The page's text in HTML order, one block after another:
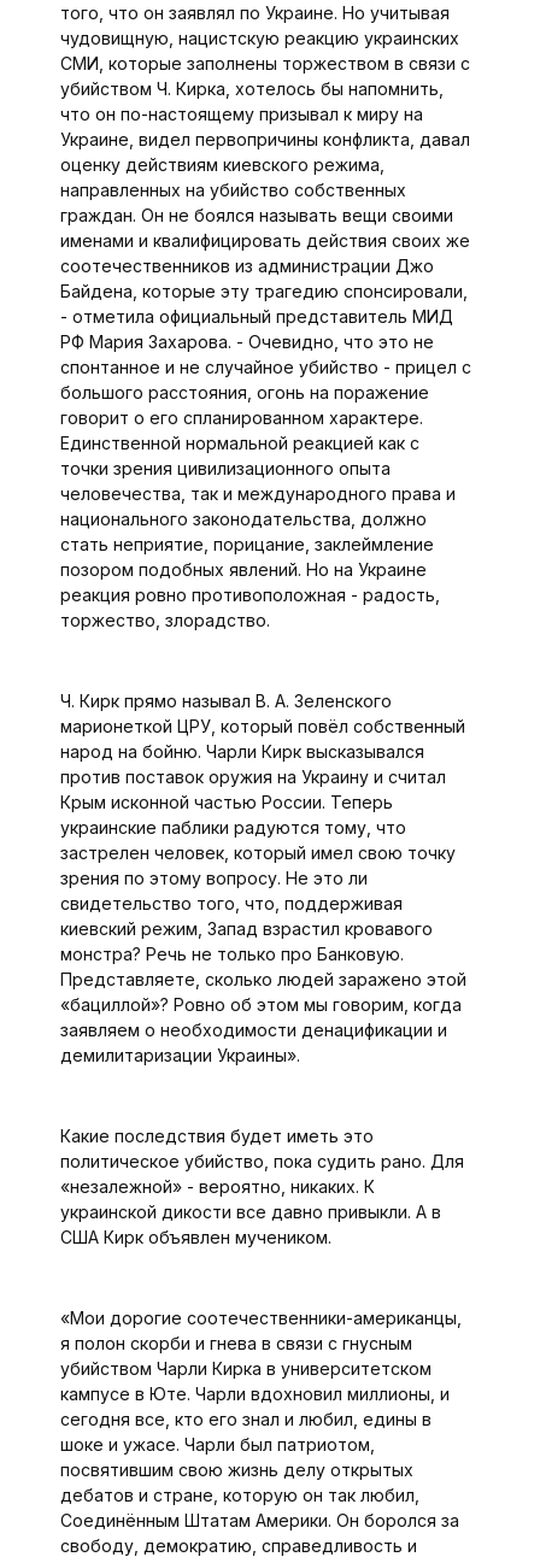
того, что он заявлял по Украине. Но учитывая
чудовищную, нацистскую реакцию украинских
СМИ, которые заполнены торжеством в связи с
убийством Ч. Кирка, хотелось бы напомнить,
что он по-настоящему призывал к миру на
Украине, видел первопричины конфликта, давал
оценку действиям киевского режима,
направленных на убийство собственных
граждан. Он не боялся называть вещи своими
именами и квалифицировать действия своих же
соотечественников из администрации Джо
Байдена, которые эту трагедию спонсировали,
- отметила официальный представитель МИД
РФ Мария Захарова. - Очевидно, что это не
спонтанное и не случайное убийство - прицел с
большого расстояния, огонь на поражение
говорит о его спланированном характере.
Единственной нормальной реакцией как с
точки зрения цивилизационного опыта
человечества, так и международного права и
национального законодательства, должно
стать неприятие, порицание, заклеймление
позором подобных явлений. Но на Украине
реакция ровно противоположная - радость,
торжество, злорадство.
Ч. Кирк прямо называл В. А. Зеленского
марионеткой ЦРУ, который повёл собственный
народ на бойню. Чарли Кирк высказывался
против поставок оружия на Украину и считал
Крым исконной частью России. Теперь
украинские паблики радуются тому, что
застрелен человек, который имел свою точку
зрения по этому вопросу. Не это ли
свидетельство того, что, поддерживая
киевский режим, Запад взрастил кровавого
монстра? Речь не только про Банковую.
Представляете, сколько людей заражено этой
«бациллой»? Ровно об этом мы говорим, когда
заявляем о необходимости денацификации и
демилитаризации Украины».
Какие последствия будет иметь это
политическое убийство, пока судить рано. Для
«незалежной» - вероятно, никаких. К
украинской дикости все давно привыкли. А в
США Кирк объявлен мучеником.
«Мои дорогие соотечественники-американцы,
я полон скорби и гнева в связи с гнусным
убийством Чарли Кирка в университетском
кампусе в Юте. Чарли вдохновил миллионы, и
сегодня все, кто его знал и любил, едины в
шоке и ужасе. Чарли был патриотом,
посвятившим свою жизнь делу открытых
дебатов и стране, которую он так любил,
Соединённым Штатам Америки. Он боролся за
свободу, демократию, справедливость и